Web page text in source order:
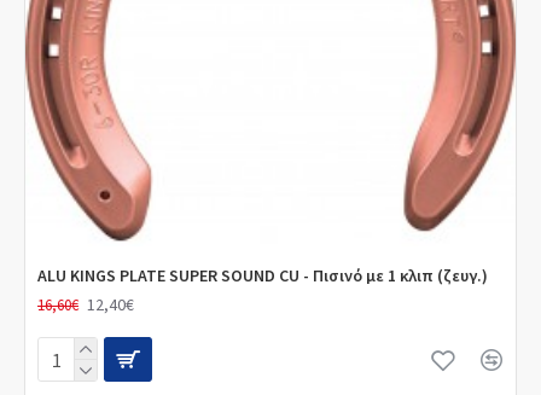
ALU KINGS PLATE SUPER SOUND CU - Πισινό με 1 κλιπ (ζευγ.)
12,40€
16,60€